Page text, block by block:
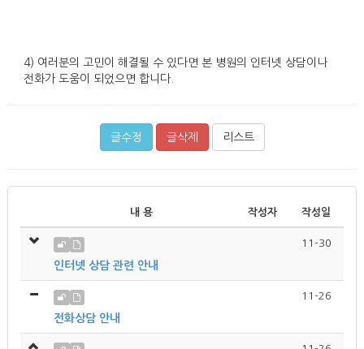
4) 여러분의 고민이 해결될 수 있다면 본 병원의 인터넷 상담이나
전화가 도움이 되었으면 합니다.
글수정 글삭제 리스트
내 용 작성자 작성일
인터넷 상담 관련 안내
11-30
전화상담 안내
11-26